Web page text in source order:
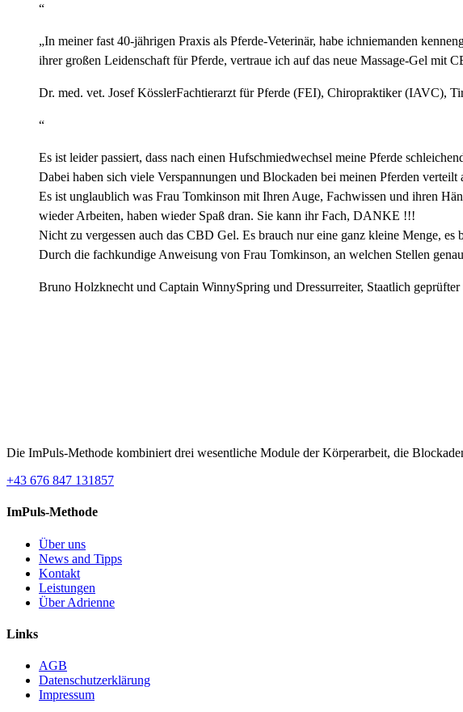
“
„In meiner fast 40-jährigen Praxis als Pferde-Veterinär, habe ichniemanden
ihrer großen Leidenschaft für Pferde, vertraue ich auf das neue Massage-Gel mit
Dr. med. vet. Josef KösslerFachtierarzt für Pferde (FEI), Chiropraktiker (IAVC),
“
Es ist leider passiert, dass nach einen Hufschmiedwechsel meine Pferde
Dabei haben sich viele Verspannungen und Blockaden bei meinen Pferden
Es ist unglaublich was Frau Tomkinson mit Ihren Auge, Fachwissen und ihren
wieder Arbeiten, haben wieder Spaß dran. Sie kann ihr Fach, DANKE !!!
Nicht zu vergessen auch das CBD Gel. Es brauch nur eine ganz kleine Menge,
Durch die fachkundige Anweisung von Frau Tomkinson, an welchen Stellen
Bruno Holzknecht und Captain WinnySpring und Dressurreiter, Staatlich
Die ImPuls-Methode kombiniert drei wesentliche Module der Körperarbeit, die
+43 676 847 131857
ImPuls-Methode
Über uns
News and Tipps
Kontakt
Leistungen
Über Adrienne
Links
AGB
Datenschutzerklärung
Impressum